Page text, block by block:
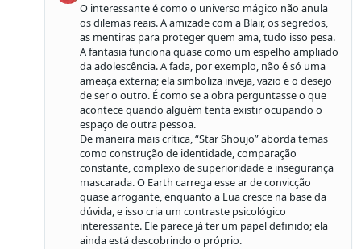
O interessante é como o universo mágico não anula
os dilemas reais. A amizade com a Blair, os segredos,
as mentiras para proteger quem ama, tudo isso pesa.
A fantasia funciona quase como um espelho ampliado
da adolescência. A fada, por exemplo, não é só uma
ameaça externa; ela simboliza inveja, vazio e o desejo
de ser o outro. É como se a obra perguntasse o que
acontece quando alguém tenta existir ocupando o
espaço de outra pessoa.
De maneira mais crítica, “Star Shoujo” aborda temas
como construção de identidade, comparação
constante, complexo de superioridade e insegurança
mascarada. O Earth carrega esse ar de convicção
quase arrogante, enquanto a Lua cresce na base da
dúvida, e isso cria um contraste psicológico
interessante. Ele parece já ter um papel definido; ela
ainda está descobrindo o próprio.